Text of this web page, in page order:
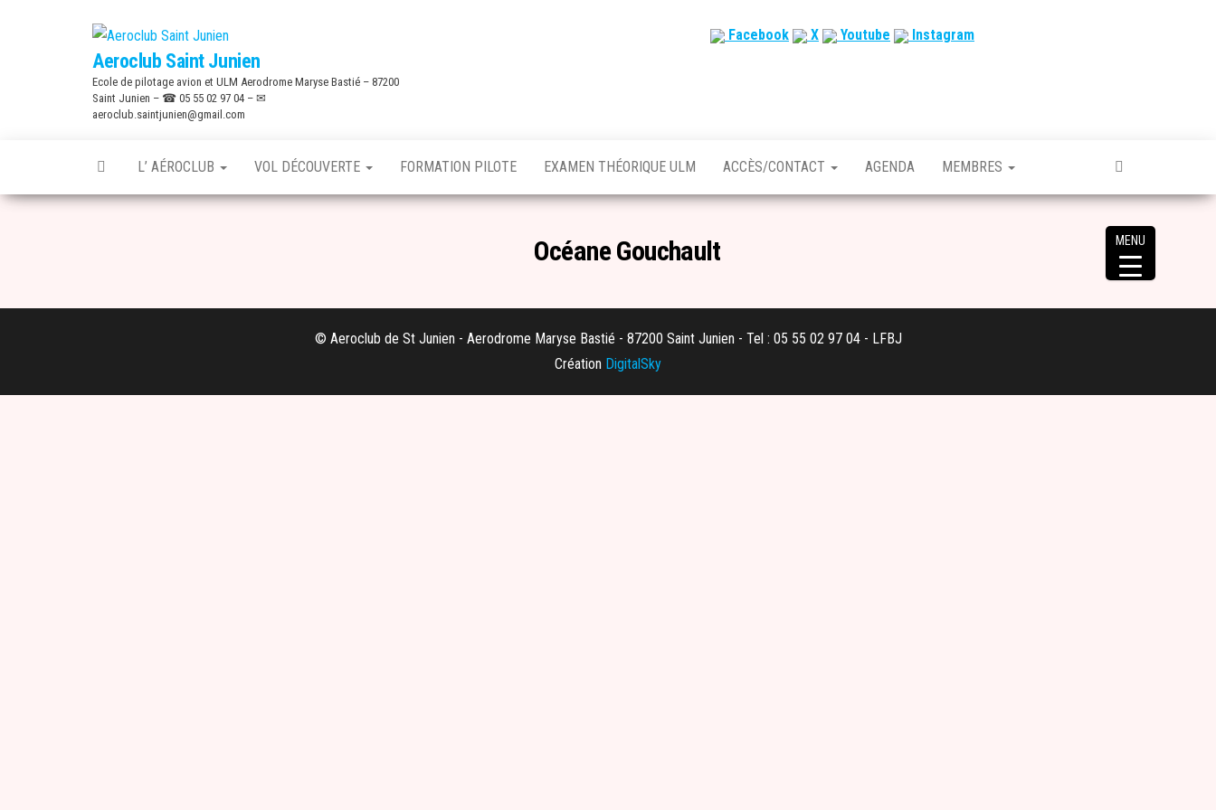
Aeroclub Saint Junien
Ecole de pilotage avion et ULM Aerodrome Maryse Bastié – 87200
Saint Junien – ☎ 05 55 02 97 04 – ✉
aeroclub.saintjunien@gmail.com
Facebook X Youtube Instagram
L’ AÉROCLUB VOL DÉCOUVERTE FORMATION PILOTE EXAMEN THÉORIQUE ULM ACCÈS/CONTACT AGENDA MEMBRES
Océane Gouchault
© Aeroclub de St Junien - Aerodrome Maryse Bastié - 87200 Saint Junien - Tel : 05 55 02 97 04 - LFBJ
Création DigitalSky
MENU